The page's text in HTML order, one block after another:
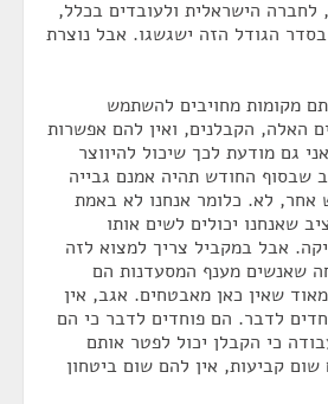
לחברה הישראלית ולעובדים בכלל,
הגודל הזה ישגשגו. אבל נוצרת
מקומות מחויבים להשתמש
האלה, הקבלנים, ואין להם אפשרות
גם מודעת לכך שיכול להיווצר
שבסוף החודש תהיה אמנם גבייה
אחר, לא. כלומר אנחנו לא באמת
שאנחנו יכולים לשים אותו
אבל במקביל צריך למצוא לזה
שאנשים מענף המסעדנות הם
שאין כאן מאבטחים. אגב, אין
לדבר. הם פוחדים לדבר כי הם
כי הקבלן יכול לפטר אותם
שום קביעות, אין להם שום ביטחון